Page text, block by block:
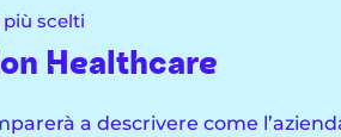
scelti
Healthcare
a descrivere come